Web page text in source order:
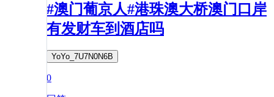
#澳门葡京人#港珠澳大桥澳门口岸
有发财车到酒店吗
YoYo_7U7N0N6B
0